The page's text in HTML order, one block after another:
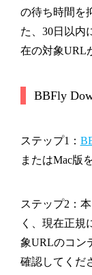
の待ち時間を
た、30日以内
在の対象URL
BBFly
ステップ1：
またはMac版
ステップ2：
く、現在正規
象URLのコン
確認してくだ